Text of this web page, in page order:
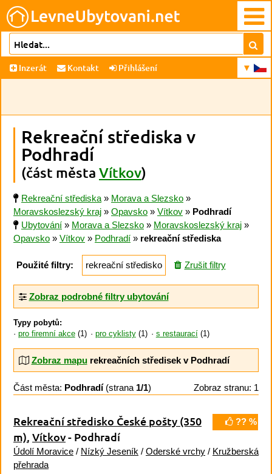
Inzerát Kontakt Přihlášení
Rekreační střediska v
Podhradí
(část města Vítkov)
Rekreační střediska » Morava a Slezsko »
Moravskoslezský kraj » Opavsko » Vítkov » Podhradí
Ubytování » Morava a Slezsko » Moravskoslezský kraj »
Opavsko » Vítkov » Podhradí » rekreační střediska
Použité filtry: rekreační středisko Zrušit filtry
Zobraz podrobné filtry ubytování
Typy pobytů:
pro firemní akce(1) pro cyklisty(1) s restaurací (1)
Zobraz mapurekreačních středisek v Podhradí
Část města: Podhradí(strana 1/1) Zobraz stranu: 1
?? %
Rekreační středisko České pošty (350
m), Vítkov- Podhradí
Údolí Moravice / Nízký Jeseník / Oderské vrchy / Kružberská
přehrada